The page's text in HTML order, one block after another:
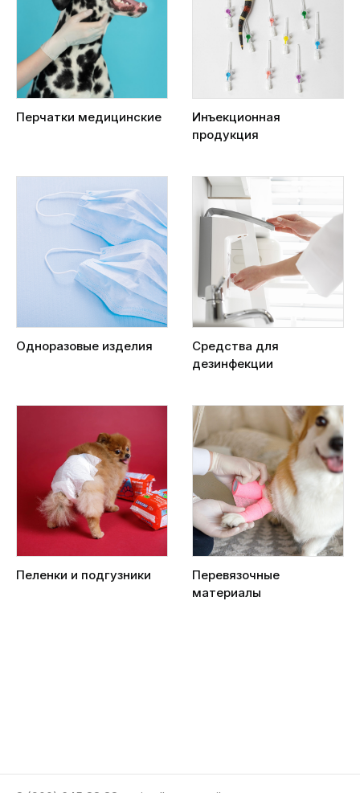
Перчатки медицинские
Инъекционная
продукция
Одноразовые изделия
Средства для
дезинфекции
Пеленки и подгузники
Перевязочные
материалы